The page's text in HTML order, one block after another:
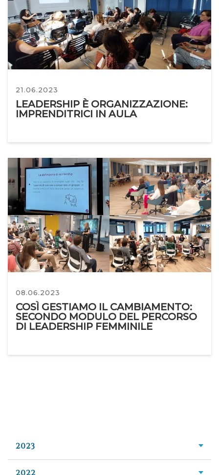
21.06.2023
LEADERSHIP È ORGANIZZAZIONE:
IMPRENDITRICI IN AULA
08.06.2023
COSÌ GESTIAMO IL CAMBIAMENTO:
SECONDO MODULO DEL PERCORSO
DI LEADERSHIP FEMMINILE
2023